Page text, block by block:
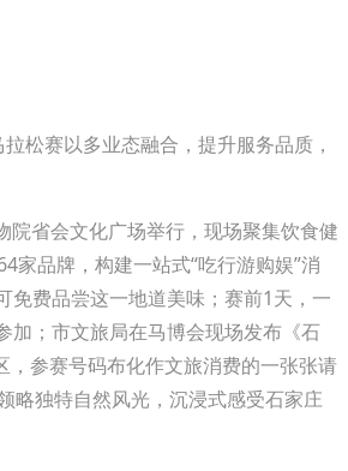
松赛以多业态融合，提升服务品质，
省会文化广场举行，现场聚集饮食健
家品牌，构建一站式“吃行游购娱”消
费品尝这一地道美味；赛前1天，一
加；市文旅局在马博会现场发布《石
参赛号码布化作文旅消费的一张张请
略独特自然风光，沉浸式感受石家庄